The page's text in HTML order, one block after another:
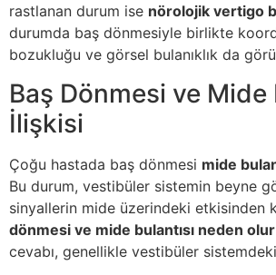
rastlanan durum ise nörolojik vertigo
durumda baş dönmesiyle birlikte
bozukluğu ve görsel bulanıklık da
Baş Dönmesi ve Mide
İlişkisi
Çoğu hastada baş dönmesi mide
Bu durum, vestibüler sistemin beyne
sinyallerin mide üzerindeki etkisinden
dönmesi ve mide bulantısı neden olur
cevabı, genellikle vestibüler